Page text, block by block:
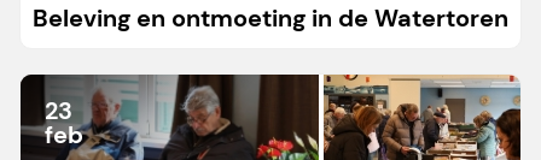
Beleving en ontmoeting in de Watertoren
23
feb